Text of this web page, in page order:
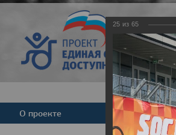
О проекте Команда
25 из 65